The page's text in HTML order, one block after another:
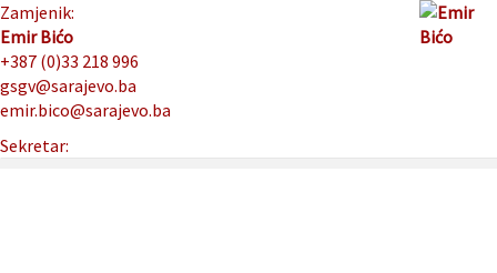
Zamjenik:
Emir Bićo
+387 (0)33 218 996
gsgv@sarajevo.ba
emir.bico@sarajevo.ba
Sekretar: